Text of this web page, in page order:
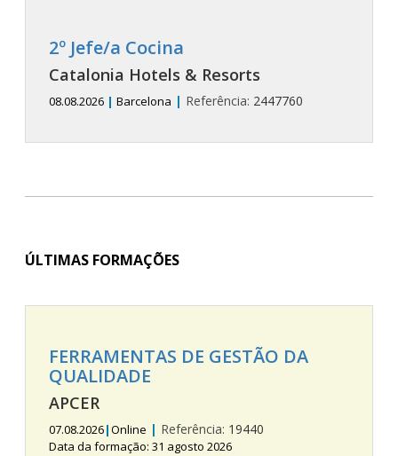
2º Jefe/a Cocina
Catalonia Hotels & Resorts
08.08.2026 | Barcelona | Referência: 2447760
ÚLTIMAS FORMAÇÕES
FERRAMENTAS DE GESTÃO DA
QUALIDADE
APCER
07.08.2026|Online | Referência: 19440
Data da formação: 31 agosto 2026